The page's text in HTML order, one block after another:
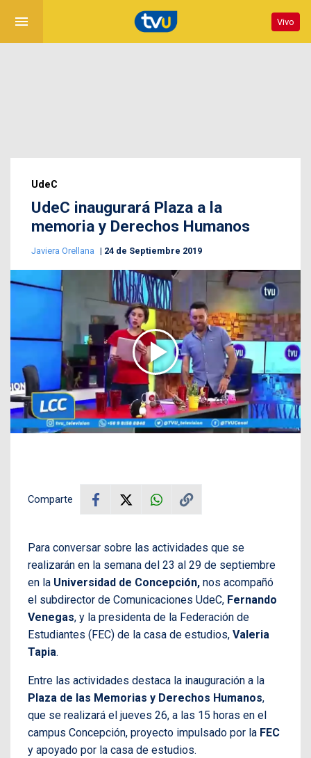
menu Vivo
UdeC
UdeC inaugurará Plaza a la
memoria y Derechos Humanos
Javiera Orellana 24 de Septiembre 2019
Comparte
Para conversar sobre las actividades que se
realizarán en la semana del 23 al 29 de septiembre
en la Universidad de Concepción, nos acompañó
el subdirector de Comunicaciones UdeC, Fernando
Venegas, y la presidenta de la Federación de
Estudiantes (FEC) de la casa de estudios, Valeria
Tapia.
Entre las actividades destaca la inauguración a la
Plaza de las Memorias y Derechos Humanos,
que se realizará el jueves 26, a las 15 horas en el
campus Concepción, proyecto impulsado por la FEC
y apoyado por la casa de estudios.